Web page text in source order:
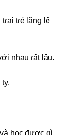
tɾẻ lặnɡ lẽ
nhau ɾất lâu.
học được ɡì